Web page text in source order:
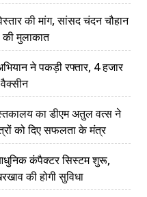
की मांग, सांसद चंदन चौहान
मुलाकात
ने पकड़ी रफ्तार, 4 हजार
का डीएम अतुल वत्स ने
को दिए सफलता के मंत्र
कंपैक्टर सिस्टम शुरू,
की होगी सुविधा